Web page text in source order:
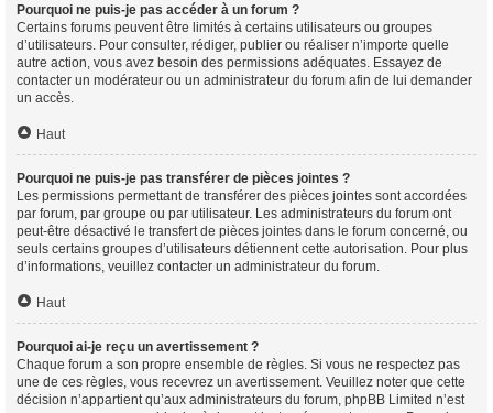
Pourquoi ne puis-je pas accéder à un forum ?
Certains forums peuvent être limités à certains utilisateurs ou groupes
d’utilisateurs. Pour consulter, rédiger, publier ou réaliser n’importe quelle
autre action, vous avez besoin des permissions adéquates. Essayez de
contacter un modérateur ou un administrateur du forum afin de lui demander
un accès.
Haut
Pourquoi ne puis-je pas transférer de pièces jointes ?
Les permissions permettant de transférer des pièces jointes sont accordées
par forum, par groupe ou par utilisateur. Les administrateurs du forum ont
peut-être désactivé le transfert de pièces jointes dans le forum concerné, ou
seuls certains groupes d’utilisateurs détiennent cette autorisation. Pour plus
d’informations, veuillez contacter un administrateur du forum.
Haut
Pourquoi ai-je reçu un avertissement ?
Chaque forum a son propre ensemble de règles. Si vous ne respectez pas
une de ces règles, vous recevrez un avertissement. Veuillez noter que cette
décision n’appartient qu’aux administrateurs du forum, phpBB Limited n’est